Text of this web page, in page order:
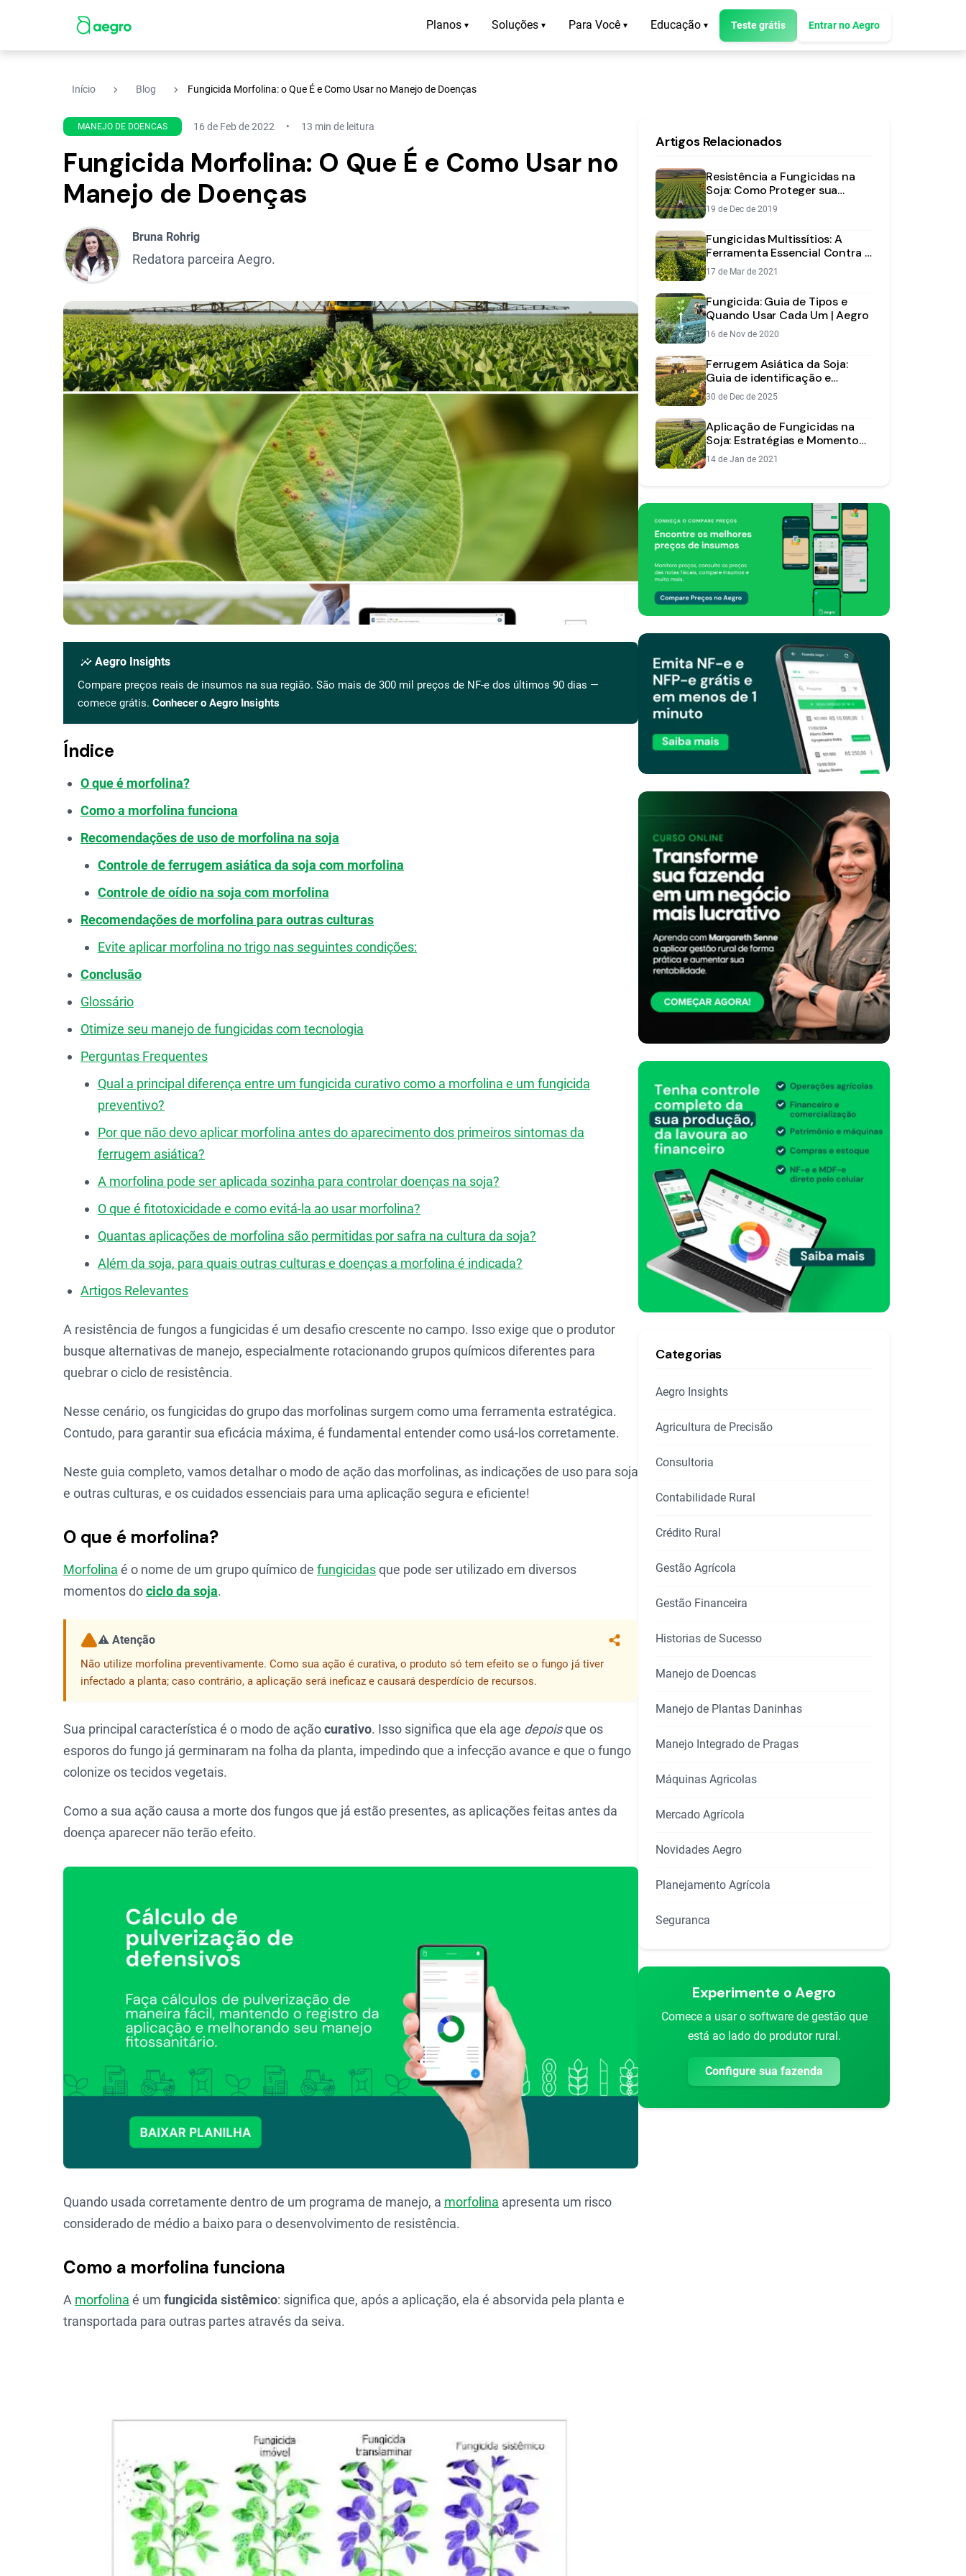
Planos ▾ Soluções ▾ Para Você ▾ Educação ▾ Teste grátis Entrar no Aegro
Início navigate_next Blog navigate_next Fungicida Morfolina: o Que É e Como Usar no Manejo de Doenças
MANEJO DE DOENCAS 16 de Feb de 2022 13 min de leitura
Fungicida Morfolina: O Que É e Como Usar no
Manejo de Doenças
Bruna Rohrig
Redatora parceira Aegro.
insights Aegro Insights
Compare preços reais de insumos na sua região. São mais de 300 mil preços de NF-e dos últimos 90 dias —
comece grátis. Conhecer o Aegro Insights
Índice
O que é morfolina?
Como a morfolina funciona
Recomendações de uso de morfolina na soja
Controle de ferrugem asiática da soja com morfolina
Controle de oídio na soja com morfolina
Recomendações de morfolina para outras culturas
Evite aplicar morfolina no trigo nas seguintes condições:
Conclusão
Glossário
Otimize seu manejo de fungicidas com tecnologia
Perguntas Frequentes
Qual a principal diferença entre um fungicida curativo como a morfolina e um fungicida
preventivo?
Por que não devo aplicar morfolina antes do aparecimento dos primeiros sintomas da
ferrugem asiática?
A morfolina pode ser aplicada sozinha para controlar doenças na soja?
O que é fitotoxicidade e como evitá-la ao usar morfolina?
Quantas aplicações de morfolina são permitidas por safra na cultura da soja?
Além da soja, para quais outras culturas e doenças a morfolina é indicada?
Artigos Relevantes
A resistência de fungos a fungicidas é um desafio crescente no campo. Isso exige que o produtor
busque alternativas de manejo, especialmente rotacionando grupos químicos diferentes para
quebrar o ciclo de resistência.
Nesse cenário, os fungicidas do grupo das morfolinas surgem como uma ferramenta estratégica.
Contudo, para garantir sua eficácia máxima, é fundamental entender como usá-los corretamente.
Neste guia completo, vamos detalhar o modo de ação das morfolinas, as indicações de uso para soja
e outras culturas, e os cuidados essenciais para uma aplicação segura e eficiente!
O que é morfolina?
Morfolina é o nome de um grupo químico de fungicidasque pode ser utilizado em diversos
momentos dociclo da soja.
⚠️ Atenção
Compartilhar
Não utilize morfolina preventivamente. Como sua ação é curativa, o produto só tem efeito se o fungo já tiver
infectado a planta; caso contrário, a aplicação será ineficaz e causará desperdício de recursos.
Sua principal característica é o modo de açãocurativo. Isso significa que ela age depoisque os
esporos do fungo já germinaram na folha da planta, impedindo que a infecção avance e que o fungo
colonize os tecidos vegetais.
Como a sua ação causa a morte dos fungos que já estão presentes, as aplicações feitas antes da
doença aparecer não terão efeito.
Quando usada corretamente dentro de um programa de manejo, a morfolina apresenta um risco
considerado de médio a baixo para o desenvolvimento de resistência.
Como a morfolina funciona
A morfolina é um fungicida sistêmico: significa que, após a aplicação, ela é absorvida pela planta e
transportada para outras partes através da seiva.
Artigos Relacionados
Resistência a Fungicidas na
Soja: Como Proteger sua
Lavoura e seu Investimento
19 de Dec de 2019
Fungicidas Multissítios: A
Ferramenta Essencial Contra a
Resistência na Soja
17 de Mar de 2021
Fungicida: Guia de Tipos e
Quando Usar Cada Um | Aegro
16 de Nov de 2020
Ferrugem Asiática da Soja:
Guia de identificação e
manejo
30 de Dec de 2025
Aplicação de Fungicidas na
Soja: Estratégias e Momento
Certo
14 de Jan de 2021
Categorias
Aegro Insights
Agricultura de Precisão
Consultoria
Contabilidade Rural
Crédito Rural
Gestão Agrícola
Gestão Financeira
Historias de Sucesso
Manejo de Doencas
Manejo de Plantas Daninhas
Manejo Integrado de Pragas
Máquinas Agricolas
Mercado Agrícola
Novidades Aegro
Planejamento Agrícola
Seguranca
Experimente o Aegro
Comece a usar o software de gestão que
está ao lado do produtor rural.
Configure sua fazenda